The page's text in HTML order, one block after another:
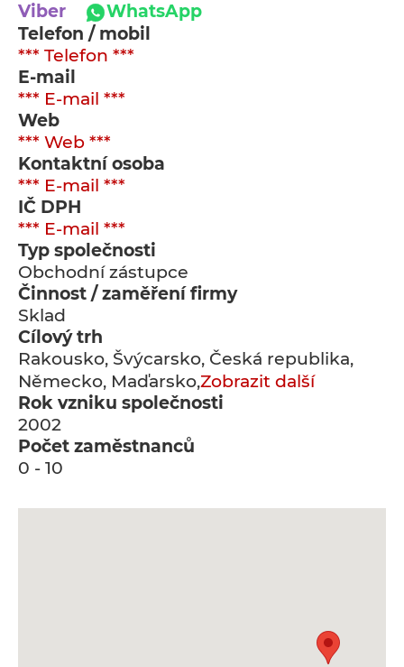
Viber
WhatsApp
Telefon / mobil
*** Telefon ***
E-mail
*** E-mail ***
Web
*** Web ***
Kontaktní osoba
*** E-mail ***
IČ DPH
*** E-mail ***
Typ společnosti
Obchodní zástupce
Činnost / zaměření firmy
Sklad
Cílový trh
Rakousko, Švýcarsko, Česká republika,
Německo, Maďarsko,Zobrazit další
Rok vzniku společnosti
2002
Počet zaměstnanců
0 - 10